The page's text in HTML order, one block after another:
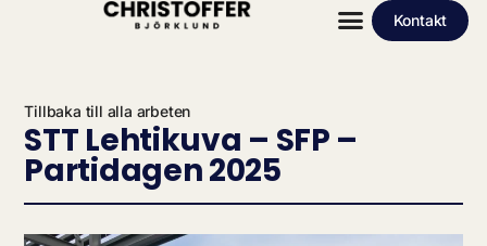
Kontakt
Tillbaka till alla arbeten
STT Lehtikuva – SFP –
Partidagen 2025